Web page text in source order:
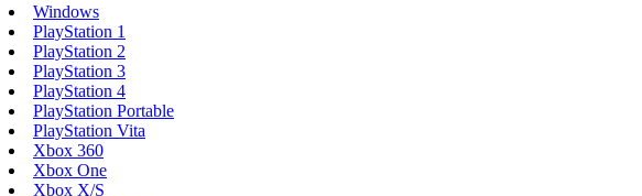
Windows
PlayStation 1
PlayStation 2
PlayStation 3
PlayStation 4
PlayStation Portable
PlayStation Vita
Xbox 360
Xbox One
Xbox X/S